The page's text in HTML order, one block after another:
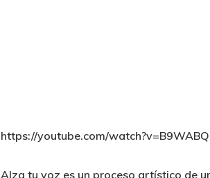
https://youtube.com/
Alza tu voz es un proceso artístico de